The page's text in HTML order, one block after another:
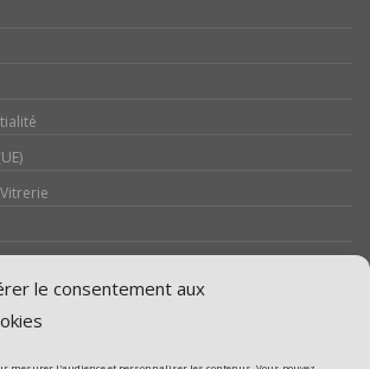
le consentement aux